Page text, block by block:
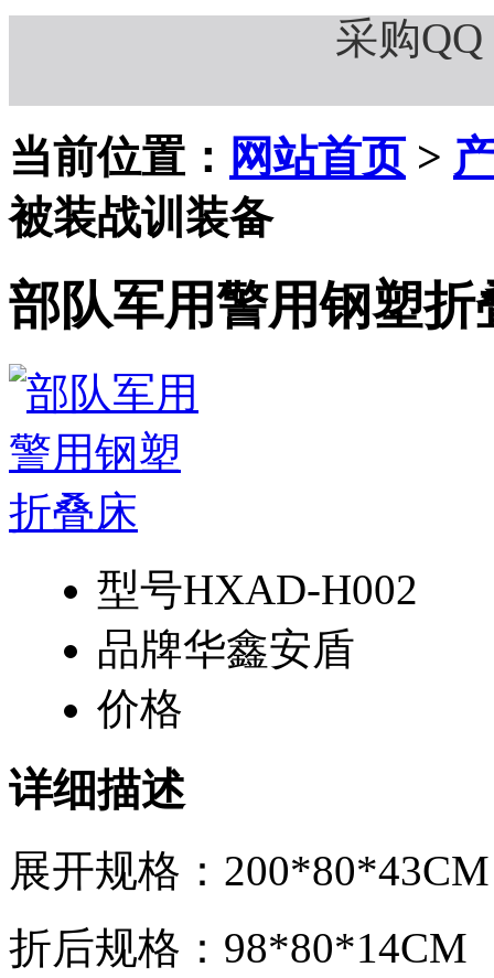
采购QQ
当前位置： 网站首页>
被装战训装备
部队军用警用钢塑折
型号HXAD-H002
品牌华鑫安盾
价格
详细描述
展开规格：200*80*43CM
折后规格：98*80*14CM